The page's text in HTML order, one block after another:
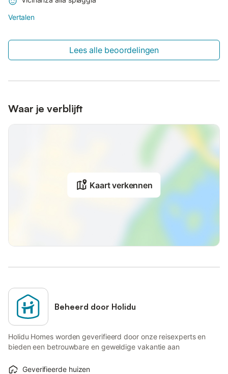
Vertalen
Lees alle beoordelingen
Waar je verblijft
Kaart verkennen
Beheerd door Holidu
Holidu Homes worden geverifieerd door onze reisexperts en
bieden een betrouwbare en geweldige vakantie aan
Geverifieerde huizen